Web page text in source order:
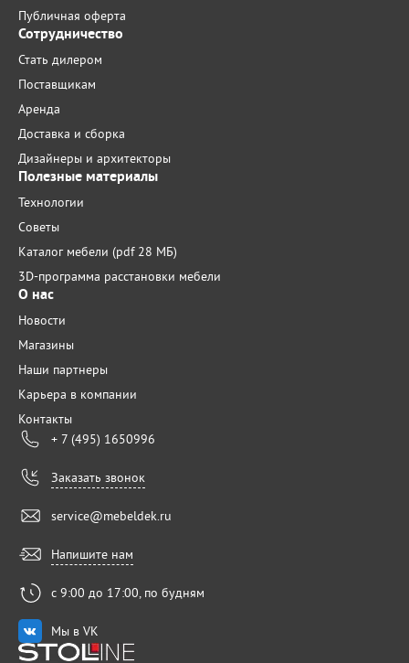
Публичная оферта
Сотрудничество
Стать дилером
Поставщикам
Аренда
Доставка и сборка
Дизайнеры и архитекторы
Полезные материалы
Технологии
Советы
Каталог мебели (pdf 28 МБ)
3D-программа расстановки мебели
О нас
Новости
Магазины
Наши партнеры
Карьера в компании
Контакты
+ 7 (495) 1650996
Заказать звонок
service@mebeldek.ru
Напишите нам
с 9:00 до 17:00, по будням
Мы в VK